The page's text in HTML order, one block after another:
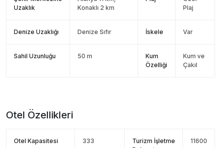
Uzaklık
Konaklı 2 km
Plaj
Denize Uzaklığı Denize Sıfır İskele Var
Sahil Uzunluğu 50 m
Kum
Özelliği
Kum ve
Çakıl
Otel Özellikleri
Otel Kapasitesi 333
Turizm İşletme
11600